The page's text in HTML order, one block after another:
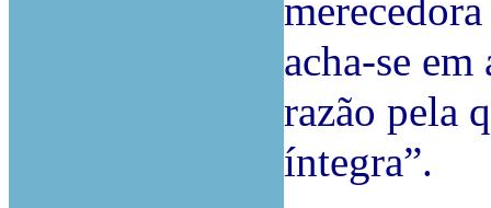
acha-se
razão pela
íntegra”.